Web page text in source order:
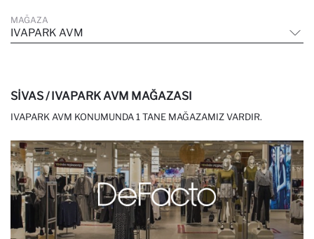
MAĞAZA
IVAPARK AVM
SIVAS / IVAPARK AVM MAĞAZASI
IVAPARK AVM KONUMUNDA 1 TANE MAĞAZAMIZ VARDIR.